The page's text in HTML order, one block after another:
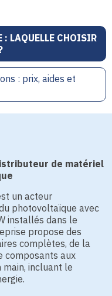
LAQUELLE CHOISIR
: prix, aides et
de matériel
un acteur
photovoltaïque avec
installés dans le
propose des
complètes, de la
composants aux
incluant le